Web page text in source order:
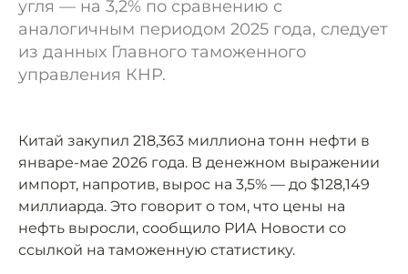
угля — на 3,2% по сравнению с
аналогичным периодом 2025 года, следует
из данных Главного таможенного
управления КНР.
Китай закупил 218,363 миллиона тонн нефти в
январе-мае 2026 года. В денежном выражении
импорт, напротив, вырос на 3,5% — до $128,149
миллиарда. Это говорит о том, что цены на
нефть выросли, сообщило РИА Новости со
ссылкой на таможенную статистику.